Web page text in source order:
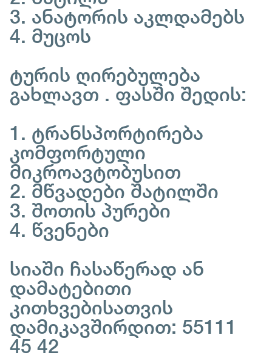
3. ანატორის აკლდამებს
4. მუცოს
ტურის ღირებულება
გახლავთ . ფასში შედის:
1. ტრანსპორტირება
კომფორტული
მიკროავტობუსით
2. მწვადები შატილში
3. შოთის პურები
4. წვენები
სიაში ჩასაწერად ან
დამატებითი
კითხვებისათვის
დამიკავშირდით: 55111
45 42